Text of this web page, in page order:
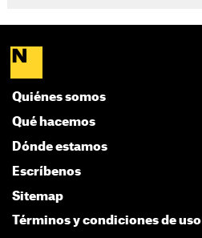
Quiénes somos
Qué hacemos
Dónde estamos
Escríbenos
Sitemap
Términos y condiciones de uso